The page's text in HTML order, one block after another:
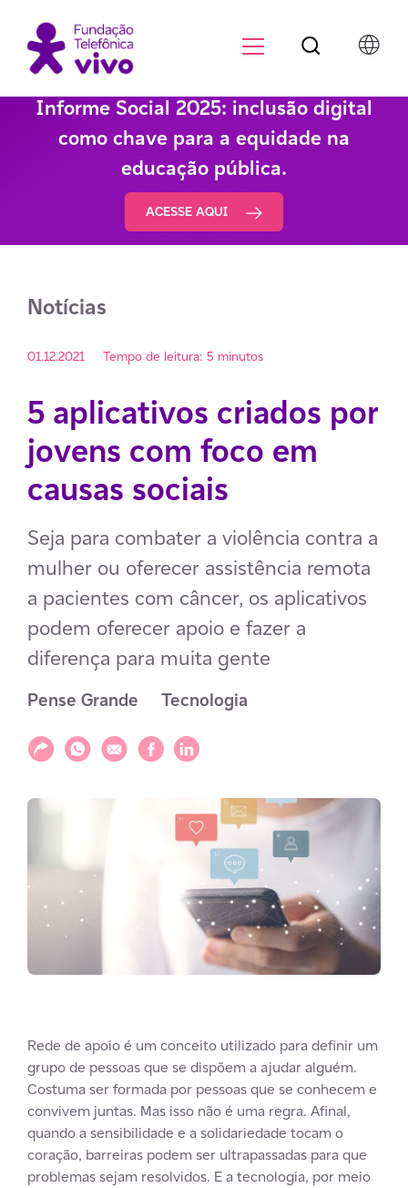
Informe Social 2025: inclusão digital
como chave para a equidade na
educação pública.
ACESSE AQUI
Notícias
01.12.2021 Tempo de leitura: 5 minutos
5 aplicativos criados por
jovens com foco em
causas sociais
Seja para combater a violência contra a
mulher ou oferecer assistência remota
a pacientes com câncer, os aplicativos
podem oferecer apoio e fazer a
diferença para muita gente
Pense Grande Tecnologia
Compartilhar
Compartilhar via WhatsApp
Compartilhar via E-mail
Compartilhar via Facebook
Compartilhar via LinkedIn
Rede de apoio é um conceito utilizado para definir um
grupo de pessoas que se dispõem a ajudar alguém.
Costuma ser formada por pessoas que se conhecem e
convivem juntas. Mas isso não é uma regra. Afinal,
quando a sensibilidade e a solidariedade tocam o
coração, barreiras podem ser ultrapassadas para que
problemas sejam resolvidos. E a tecnologia, por meio
Botão de